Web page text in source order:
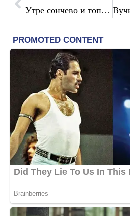
Утре сончево и топло со мала до умерена облачност и температури до 32 степени